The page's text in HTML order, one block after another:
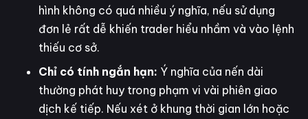
hình không có quá nhiều ý nghĩa, nếu sử dụng
đơn lẻ rất dễ khiến trader hiểu nhầm và vào lệnh
thiếu cơ sở.
Chỉ có tính ngắn hạn: Ý nghĩa của nến dài
thường phát huy trong phạm vi vài phiên giao
dịch kế tiếp. Nếu xét ở khung thời gian lớn hoặc